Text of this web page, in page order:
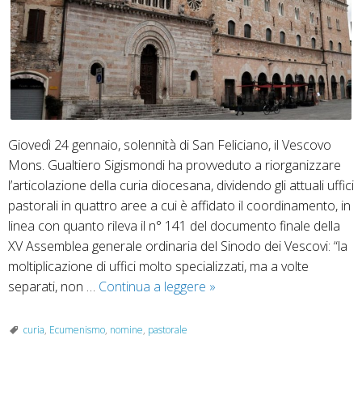
Giovedì 24 gennaio, solennità di San Feliciano, il Vescovo
Mons. Gualtiero Sigismondi ha provveduto a riorganizzare
l’articolazione della curia diocesana, dividendo gli attuali uffici
pastorali in quattro aree a cui è affidato il coordinamento, in
linea con quanto rileva il n° 141 del documento finale della
XV Assemblea generale ordinaria del Sinodo dei Vescovi: “la
moltiplicazione di uffici molto specializzati, ma a volte
separati, non … Continua a leggere Riforma
»
curia, Ecumenismo, nomine, pastorale